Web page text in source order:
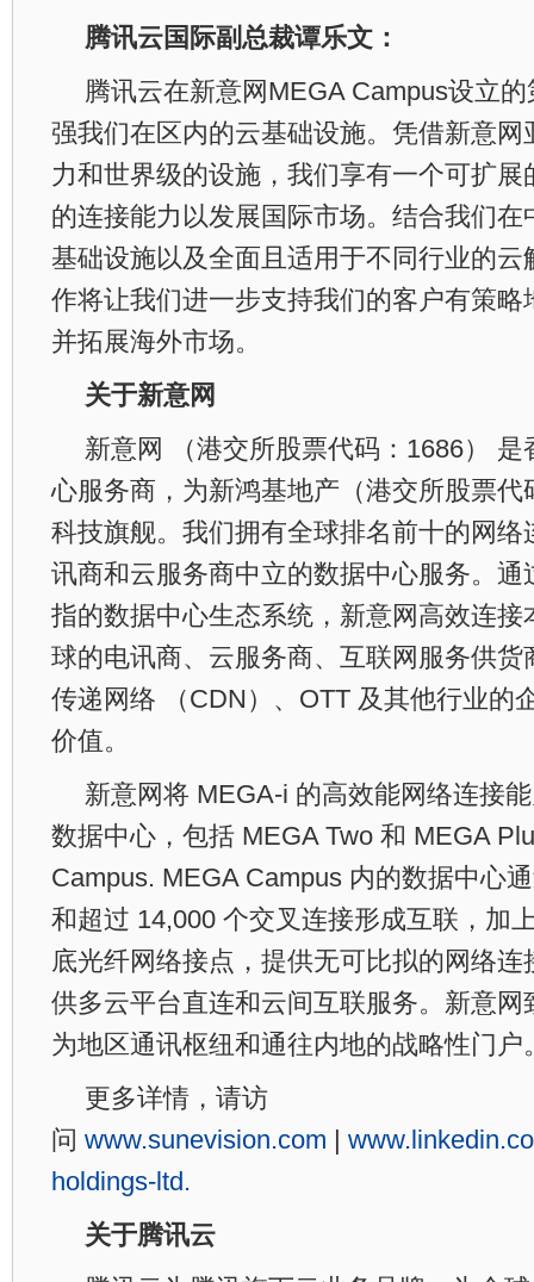
腾讯云国际副总裁谭乐文：
腾讯云在新意网MEGA Campus设立
强我们在区内的云基础设施。凭借新意网
力和世界级的设施，我们享有一个可扩展
的连接能力以发展国际市场。结合我们在
基础设施以及全面且适用于不同行业的云
作将让我们进一步支持我们的客户有策略
并拓展海外市场。
关于新意网
新意网 （港交所股票代码：1686） 是
心服务商，为新鸿基地产（港交所股票代
科技旗舰。我们拥有全球排名前十的网络
讯商和云服务商中立的数据中心服务。通
指的数据中心生态系统，新意网高效连接
球的电讯商、云服务商、互联网服务供货
传递网络 （CDN）、OTT 及其他行业的
价值。
新意网将 MEGA-i 的高效能网络连接
数据中心，包括 MEGA Two 和 MEGA
Campus. MEGA Campus 内的数据中心
和超过 14,000 个交叉连接形成互联，加
底光纤网络接点，提供无可比拟的网络连
供多云平台直连和云间互联服务。新意网
为地区通讯枢纽和通往内地的战略性门户
更多详情，请访
问 www.sunevision.com |
holdings-ltd.
关于腾讯云